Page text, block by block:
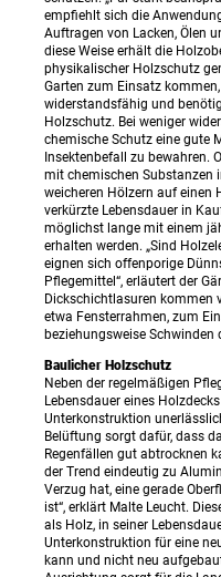
empfiehlt sich die
Auftragen von Lacken, Ölen
diese Weise erhält die
physikalischer Holzschutz
Garten zum Einsatz
widerstandsfähig und
Holzschutz. Bei weniger
chemische Schutz eine gute
Insektenbefall zu bewahren.
mit chemischen Substanzen
weicheren Hölzern auf einen
verkürzte Lebensdauer in
möglichst lange mit einem
erhalten werden. „Sind
eignen sich offenporige
Pflegemittel“, erläutert der
Dickschichtlasuren kommen
etwa Fensterrahmen, zum
beziehungsweise Schwinden
Baulicher Holzschutz
Neben der regelmäßigen
Lebensdauer eines
Unterkonstruktion
Belüftung sorgt dafür, dass
Regenfällen gut abtrocknen
der Trend eindeutig zu
Verzug hat, eine gerade
ist“, erklärt Malte Leucht.
als Holz, in seiner
Unterkonstruktion für eine
kann und nicht neu